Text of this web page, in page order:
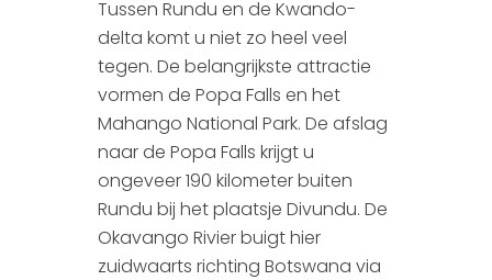
Tussen Rundu en de Kwando-
delta komt u niet zo heel veel
tegen. De belangrijkste attractie
vormen de Popa Falls en het
Mahango National Park. De afslag
naar de Popa Falls krijgt u
ongeveer 190 kilometer buiten
Rundu bij het plaatsje Divundu. De
Okavango Rivier buigt hier
zuidwaarts richting Botswana via